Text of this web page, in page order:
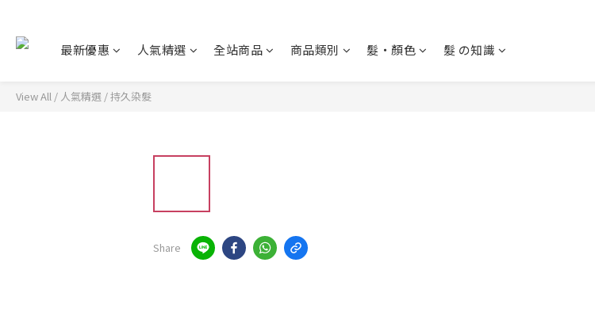
最新優惠 人氣精選 全站商品 商品類別 髮・顏色 髮 の知識
View All / 人氣精選 /持久染髮
Share